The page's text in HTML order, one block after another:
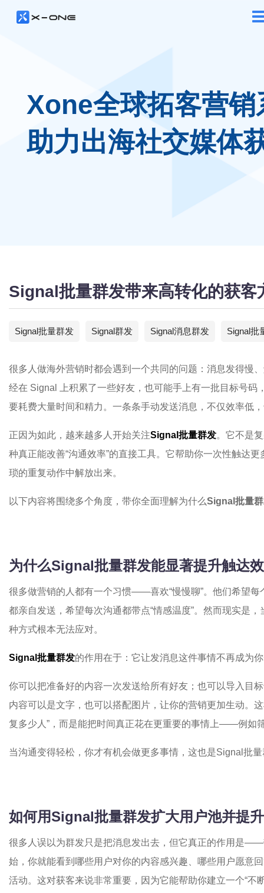
Xone全球拓客营销
助力出海社交媒体
Signal批量群发带来高转化的获客
Signal批量群发 Signal群发 Signal消息群发 Signal批
很多人做海外营销时都会遇到一个共同的问题：消息发得慢
经在 Signal 上积累了一些好友，也可能手上有一批目标号码
要耗费大量时间和精力。一条条手动发送消息，不仅效率低
正因为如此，越来越多人开始关注Signal批量群发。它不是
种真正能改善“沟通效率”的直接工具。它帮助你一次性触达
琐的重复动作中解放出来。
以下内容将围绕多个角度，带你全面理解为什么Signal批量
为什么Signal批量群发能显著提升触达
很多做营销的人都有一个习惯——喜欢“慢慢聊”。他们希望
都亲自发送，希望每次沟通都带点“情感温度”。然而现实是
种方式根本无法应对。
Signal批量群发的作用在于：它让发消息这件事情不再成为
你可以把准备好的内容一次发送给所有好友；也可以导入目
内容可以是文字，也可以搭配图片，让你的营销更加生动。
复多少人”，而是能把时间真正花在更重要的事情上——例如
当沟通变得轻松，你才有机会做更多事情，这也是Signal批
如何用Signal批量群发扩大用户池并提
很多人误以为群发只是把消息发出去，但它真正的作用是
始，你就能看到哪些用户对你的内容感兴趣、哪些用户愿意
活动。这对获客来说非常重要，因为它能帮助你建立一个“不